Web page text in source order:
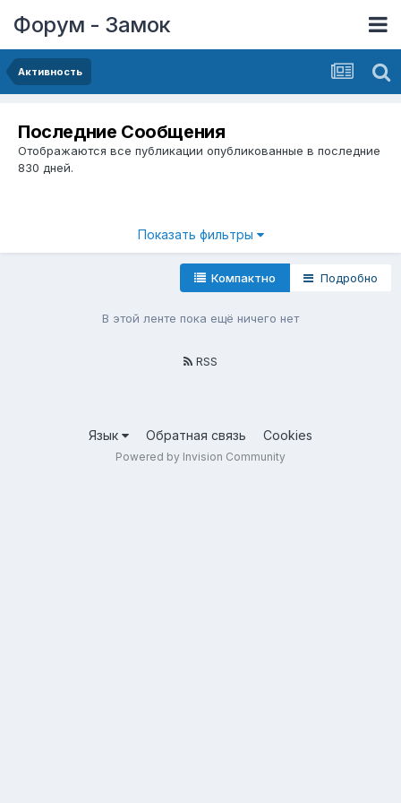
Форум - Замок
Активность
Последние Сообщения
Отображаются все публикации опубликованные в последние
830 дней.
Показать фильтры
Компактно Подробно
В этой ленте пока ещё ничего нет
RSS
Язык Обратная связь Cookies
Powered by Invision Community